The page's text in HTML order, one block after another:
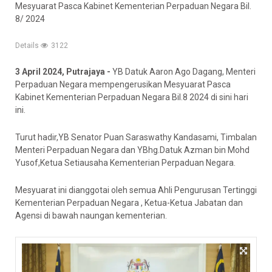
Mesyuarat Pasca Kabinet Kementerian Perpaduan Negara Bil.
8/ 2024
Details 3122
3 April 2024, Putrajaya - YB Datuk Aaron Ago Dagang, Menteri
Perpaduan Negara mempengerusikan Mesyuarat Pasca
Kabinet Kementerian Perpaduan Negara Bil.8 2024 di sini hari
ini.
Turut hadir,YB Senator Puan Saraswathy Kandasami, Timbalan
Menteri Perpaduan Negara dan YBhg.Datuk Azman bin Mohd
Yusof,Ketua Setiausaha Kementerian Perpaduan Negara.
Mesyuarat ini dianggotai oleh semua Ahli Pengurusan Tertinggi
Kementerian Perpaduan Negara , Ketua-Ketua Jabatan dan
Agensi di bawah naungan kementerian.